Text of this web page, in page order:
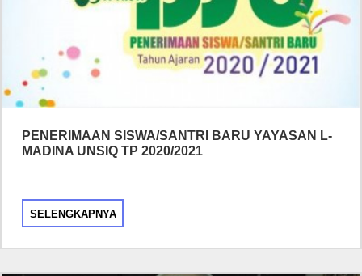
PENERIMAAN SISWA/SANTRI BARU YAYASAN L-
MADINA UNSIQ TP 2020/2021
SELENGKAPNYA